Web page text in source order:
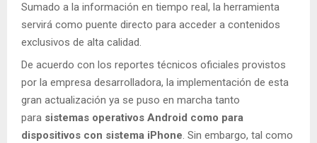
Sumado a la información en tiempo real, la herramienta
servirá como puente directo para acceder a contenidos
exclusivos de alta calidad.
De acuerdo con los reportes técnicos oficiales provistos
por la empresa desarrolladora, la implementación de esta
gran actualización ya se puso en marcha tanto
para sistemas operativos Android como para
dispositivos con sistema iPhone. Sin embargo, tal como